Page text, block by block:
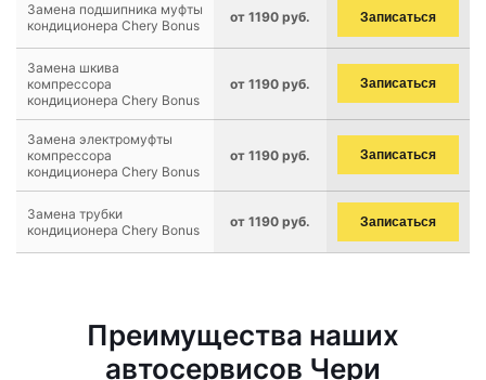
Замена подшипника муфты
кондиционера Chery Bonus
от 1190 руб. Записаться
Замена шкива
компрессора
кондиционера Chery Bonus
от 1190 руб. Записаться
Замена электромуфты
компрессора
кондиционера Chery Bonus
от 1190 руб. Записаться
Замена трубки
кондиционера Chery Bonus
от 1190 руб. Записаться
Преимущества наших
автосервисов Чери